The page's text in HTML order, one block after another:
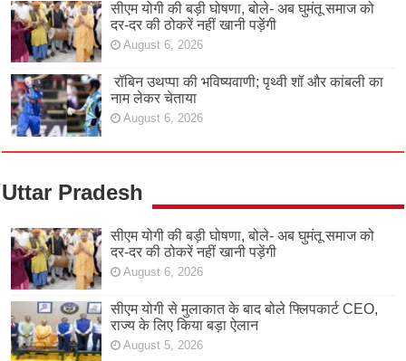
सीएम योगी की बड़ी घोषणा, बोले- अब घुमंतू समाज को
दर-दर की ठोकरें नहीं खानी पड़ेंगी
August 6, 2026
रॉबिन उथप्पा की भविष्यवाणी; पृथ्वी शॉ और कांबली का
नाम लेकर चेताया
August 6, 2026
Uttar Pradesh
सीएम योगी की बड़ी घोषणा, बोले- अब घुमंतू समाज को
दर-दर की ठोकरें नहीं खानी पड़ेंगी
August 6, 2026
सीएम योगी से मुलाकात के बाद बोले फ्लिपकार्ट CEO,
राज्य के लिए किया बड़ा ऐलान
August 5, 2026